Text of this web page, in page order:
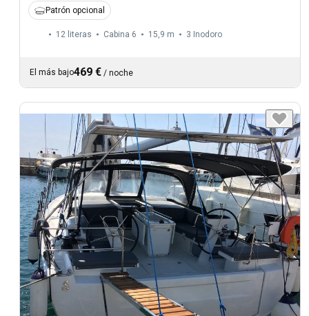
Patrón opcional
12 literas Cabina 6 15,9 m 3 Inodoro
El más bajo469 € / noche